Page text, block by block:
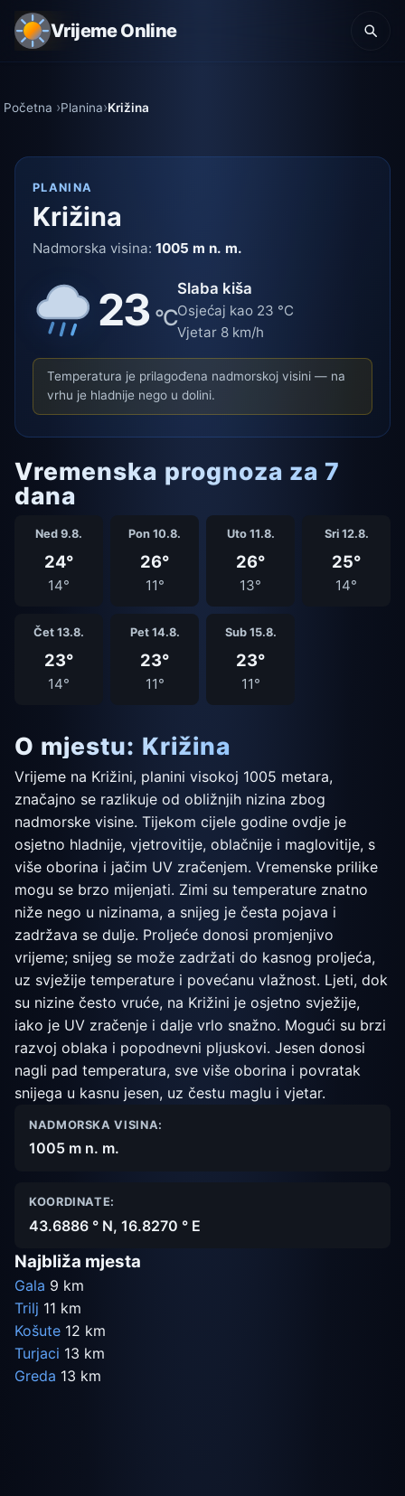
Vrijeme Online
Početna Planina Križina
PLANINA
Križina
Nadmorska visina:1005 m n. m.
23 °C
Slaba kiša
Osjećaj kao 23 °C
Vjetar 8 km/h
Temperatura je prilagođena nadmorskoj visini — na
vrhu je hladnije nego u dolini.
Vremenska prognoza za 7
dana
Ned 9.8.
24°
14°
Pon 10.8.
26°
11°
Uto 11.8.
26°
13°
Sri 12.8.
25°
14°
Čet 13.8.
23°
14°
Pet 14.8.
23°
11°
Sub 15.8.
23°
11°
O mjestu: Križina
Vrijeme na Križini, planini visokoj 1005 metara,
značajno se razlikuje od obližnjih nizina zbog
nadmorske visine. Tijekom cijele godine ovdje je
osjetno hladnije, vjetrovitije, oblačnije i maglovitije, s
više oborina i jačim UV zračenjem. Vremenske prilike
mogu se brzo mijenjati. Zimi su temperature znatno
niže nego u nizinama, a snijeg je česta pojava i
zadržava se dulje. Proljeće donosi promjenjivo
vrijeme; snijeg se može zadržati do kasnog proljeća,
uz svježije temperature i povećanu vlažnost. Ljeti, dok
su nizine često vruće, na Križini je osjetno svježije,
iako je UV zračenje i dalje vrlo snažno. Mogući su brzi
razvoj oblaka i popodnevni pljuskovi. Jesen donosi
nagli pad temperatura, sve više oborina i povratak
snijega u kasnu jesen, uz čestu maglu i vjetar.
NADMORSKA VISINA:
1005 m n. m.
KOORDINATE:
43.6886 ° N, 16.8270 ° E
Najbliža mjesta
Gala 9 km
Trilj 11 km
Košute 12 km
Turjaci 13 km
Greda 13 km